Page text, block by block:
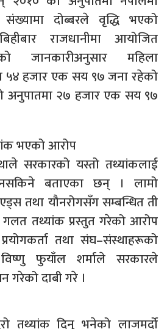
संख्यामा दोब्बरले वृद्धि भएको
राजधानीमा आयोजित
जानकारीअनुसार महिला
५४ हजार एक सय ९७ जना रहेको
अनुपातमा २७ हजार एक सय ९७
भएको आरोप
सरकारको यस्तो तथ्यांकलाई
बताएका छन् । लामो
तथा यौनरोगसँग सम्बन्धित ती
तथ्यांक प्रस्तुत गरेको आरोप
तथा संघ–संस्थाहरूको
फुयाँल शर्माले सरकारले
गरेको दाबी गरे ।
तथ्यांक दिनु भनेको लाजमर्दो